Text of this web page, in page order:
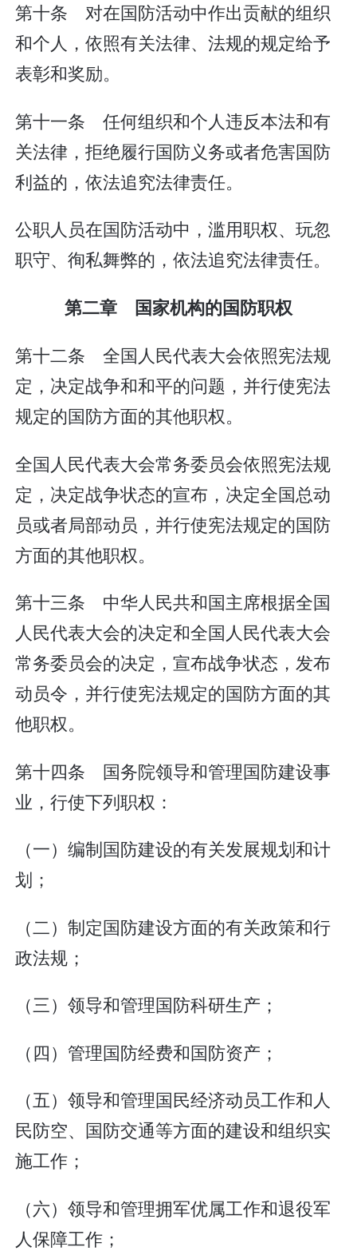
第十条 对在国防活动中作出贡献的组织
和个人，依照有关法律、法规的规定给予
表彰和奖励。
第十一条 任何组织和个人违反本法和有
关法律，拒绝履行国防义务或者危害国防
利益的，依法追究法律责任。
公职人员在国防活动中，滥用职权、玩忽
职守、徇私舞弊的，依法追究法律责任。
第二章 国家机构的国防职权
第十二条 全国人民代表大会依照宪法规
定，决定战争和和平的问题，并行使宪法
规定的国防方面的其他职权。
全国人民代表大会常务委员会依照宪法规
定，决定战争状态的宣布，决定全国总动
员或者局部动员，并行使宪法规定的国防
方面的其他职权。
第十三条 中华人民共和国主席根据全国
人民代表大会的决定和全国人民代表大会
常务委员会的决定，宣布战争状态，发布
动员令，并行使宪法规定的国防方面的其
他职权。
第十四条 国务院领导和管理国防建设事
业，行使下列职权：
（一）编制国防建设的有关发展规划和计
划；
（二）制定国防建设方面的有关政策和行
政法规；
（三）领导和管理国防科研生产；
（四）管理国防经费和国防资产；
（五）领导和管理国民经济动员工作和人
民防空、国防交通等方面的建设和组织实
施工作；
（六）领导和管理拥军优属工作和退役军
人保障工作；